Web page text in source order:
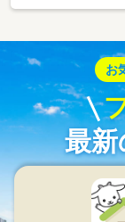
お
最新